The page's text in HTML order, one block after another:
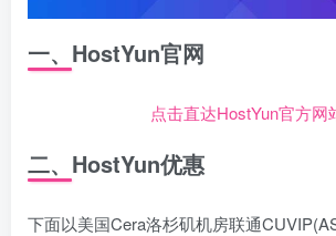
一、HostYun官网
点击直达HostYun官方网
二、HostYun优惠
下面以美国Cera洛杉矶机房联通